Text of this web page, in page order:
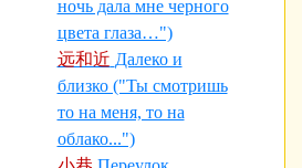
ночь дала мне черного
цвета глаза…")
远和近 Далеко и
близко ("Ты смотришь
то на меня, то на
облако...")